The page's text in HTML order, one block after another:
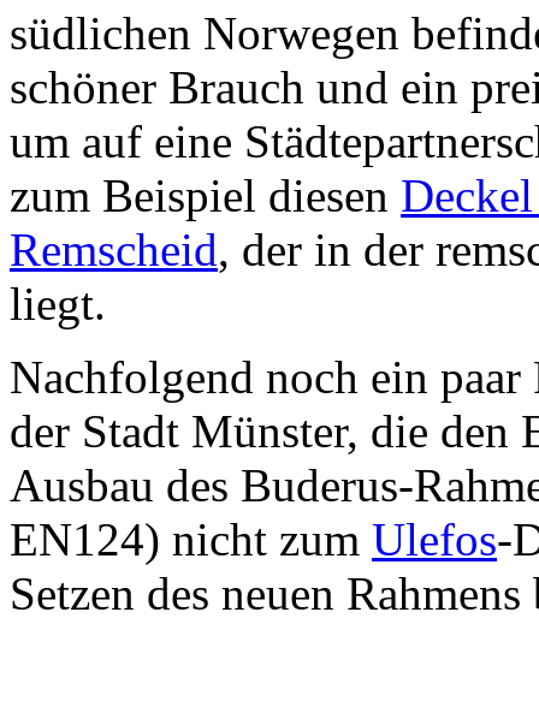
südlichen Norwegen
schöner Brauch und ein
um auf eine
zum Beispiel diesen
Remscheid, der in der
liegt.
Nachfolgend noch ein
der Stadt Münster, die den
Ausbau des Buderus-
EN124) nicht zum Ulefos-
Setzen des neuen